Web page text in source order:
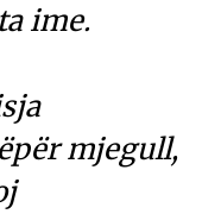
ime.
mjegull,